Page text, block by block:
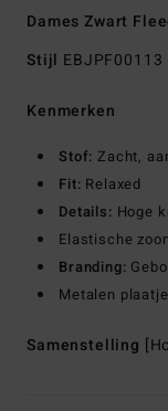
Dames Zwart
Stijl EBJPF00113
Kenmerken
Stof: Zacht,
Fit: Relaxed
Details: Hoge
Elastische
Branding:
Metalen plaatje
Samenstelling